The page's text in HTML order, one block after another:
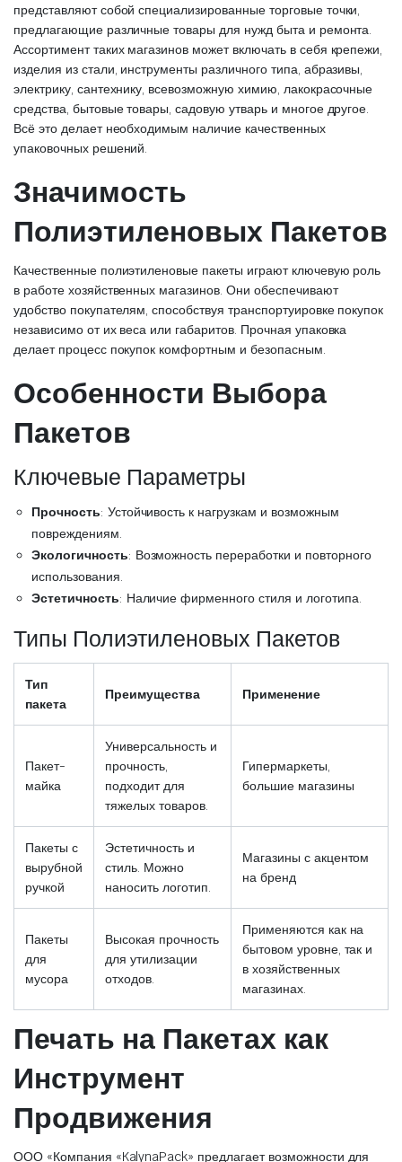
представляют собой специализированные торговые точки,
предлагающие различные товары для нужд быта и ремонта.
Ассортимент таких магазинов может включать в себя крепежи,
изделия из стали, инструменты различного типа, абразивы,
электрику, сантехнику, всевозможную химию, лакокрасочные
средства, бытовые товары, садовую утварь и многое другое.
Всё это делает необходимым наличие качественных
упаковочных решений.
Значимость
Полиэтиленовых Пакетов
Качественные полиэтиленовые пакеты играют ключевую роль
в работе хозяйственных магазинов. Они обеспечивают
удобство покупателям, способствуя транспортуировке покупок
независимо от их веса или габаритов. Прочная упаковка
делает процесс покупок комфортным и безопасным.
Особенности Выбора
Пакетов
Ключевые Параметры
Прочность: Устойчивость к нагрузкам и возможным
повреждениям.
Экологичность: Возможность переработки и повторного
использования.
Эстетичность: Наличие фирменного стиля и логотипа.
Типы Полиэтиленовых Пакетов
Тип
пакета
Преимущества Применение
Пакет-
майка
Универсальность и
прочность,
подходит для
тяжелых товаров.
Гипермаркеты,
большие магазины
Пакеты с
вырубной
ручкой
Эстетичность и
стиль. Можно
наносить логотип.
Магазины с акцентом
на бренд
Пакеты
для
мусора
Высокая прочность
для утилизации
отходов.
Применяются как на
бытовом уровне, так и
в хозяйственных
магазинах.
Печать на Пакетах как
Инструмент
Продвижения
ООО «Компания «KalynaPack» предлагает возможности для